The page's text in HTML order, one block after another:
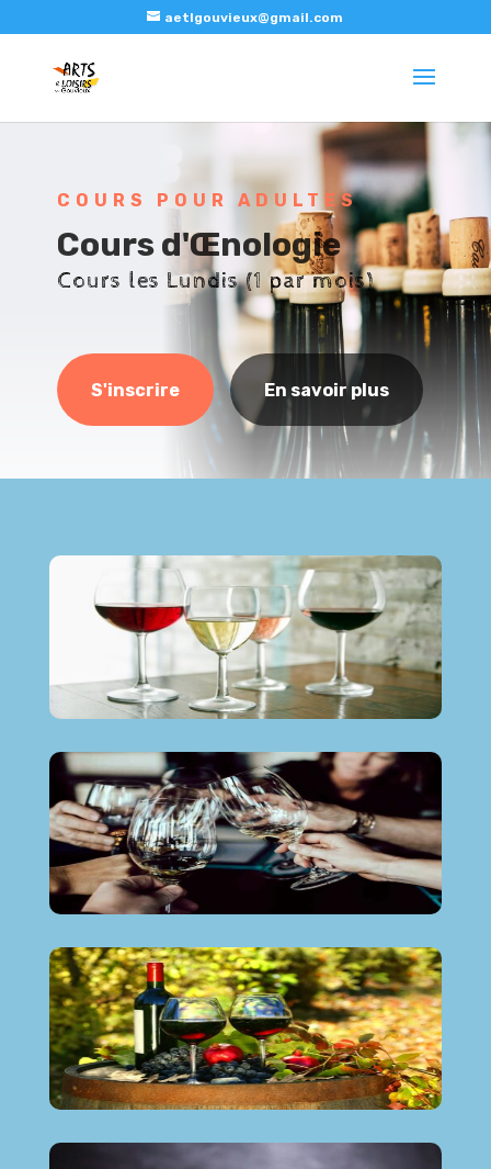
aetlgouvieux@gmail.com
COURS POUR ADULTES
Cours d'Œnologie
Cours les Lundis (1 par mois)
S'inscrire En savoir plus